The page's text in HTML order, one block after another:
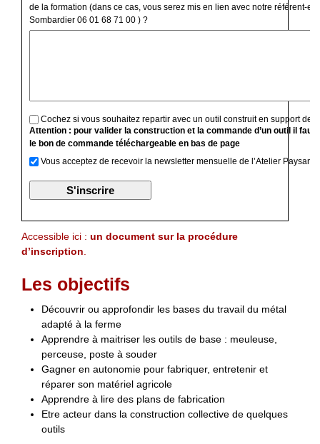
de la formation (dans ce cas, vous serez mis en lien avec notre référent-e
Sombardier 06 01 68 71 00 ) ?
Cochez si vous souhaitez repartir avec un outil construit en support de
Attention : pour valider la construction et la commande d’un outil il faut
le bon de commande téléchargeable en bas de page
Vous acceptez de recevoir la newsletter mensuelle de l’Atelier Paysan
Accessible ici : un document sur la procédure
d’inscription
Les objectifs
Découvrir ou approfondir les bases du travail du métal
adapté à la ferme
Apprendre à maitriser les outils de base : meuleuse,
perceuse, poste à souder
Gagner en autonomie pour fabriquer, entretenir et
réparer son matériel agricole
Apprendre à lire des plans de fabrication
Etre acteur dans la construction collective de quelques
outils